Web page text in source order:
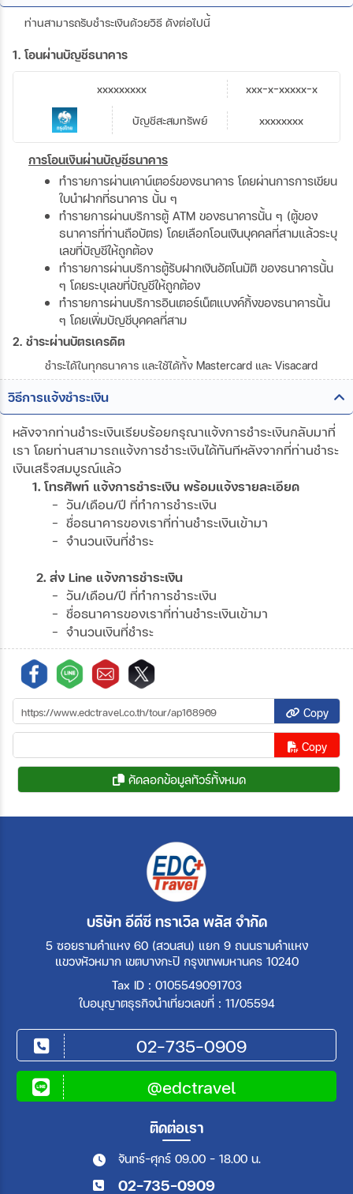
ท่านสามารถรับชำระเงินด้วยวิธี ดังต่อไปนี้
1. โอนผ่านบัญชีธนาคาร
บัญชีสะสมทรัพย์
xxxxxxxxx
xxxxxxxx
xxx-x-xxxxx-x
การโอนเงินผ่านบัญชีธนาคาร
ทำรายการผ่านเคาน์เตอร์ของธนาคาร โดยผ่านการการเขียน
ใบนำฝากที่ธนาคาร นั้น ๆ
ทำรายการผ่านบริการตู้ ATM ของธนาคารนั้น ๆ (ตู้ของ
ธนาคารที่ท่านถือบัตร) โดยเลือกโอนเงินบุคคลที่สามแล้วระบุ
เลขที่บัญชีให้ถูกต้อง
ทำรายการผ่านบริการตู้รับฝากเงินอัตโนมัติ ของธนาคารนั้น
ๆ โดยระบุเลขที่บัญชีให้ถูกต้อง
ทำรายการผ่านบริการอินเตอร์เน็ตแบงค์กิ้งของธนาคารนั้น
ๆ โดยเพิ่มบัญชีบุคคลที่สาม
2. ชำระผ่านบัตรเครดิต
ชำระได้ในทุกธนาคาร และใช้ได้ทั้ง Mastercard และ Visacard
วิธีการแจ้งชำระเงิน
หลังจากท่านชำระเงินเรียบร้อยกรุณาแจ้งการชำระเงินกลับมาที่
เรา โดยท่านสามารถแจ้งการชำระเงินได้ทันทีหลังจากที่ท่านชำระ
เงินเสร็จสมบูรณ์แล้ว
1. โทรศัพท์ แจ้งการชำระเงิน พร้อมแจ้งรายละเอียด
- วัน/เดือน/ปี ที่ทำการชำระเงิน
- ชื่อธนาคารของเราที่ท่านชำระเงินเข้ามา
- จำนวนเงินที่ชำระ
2. ส่ง Line แจ้งการชำระเงิน
- วัน/เดือน/ปี ที่ทำการชำระเงิน
- ชื่อธนาคารของเราที่ท่านชำระเงินเข้ามา
- จำนวนเงินที่ชำระ
Copy
Copy
คัดลอกข้อมูลทัวร์ทั้งหมด
บริษัท อีดีซี ทราเวิล พลัส จำกัด
5 ซอยรามคำแหง 60 (สวนสน) แยก 9 ถนนรามคำแหง
แขวงหัวหมาก เขตบางกะปิ กรุงเทพมหานคร 10240
Tax ID : 0105549091703
ใบอนุญาตธุรกิจนำเที่ยวเลขที่ : 11/05594
02-735-0909
@edctravel
ติดต่อเรา
จันทร์-ศุกร์ 09.00 - 18.00 น.
02-735-0909